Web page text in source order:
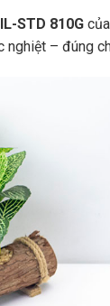
STD 810Gcủa
nghiệt – đúng